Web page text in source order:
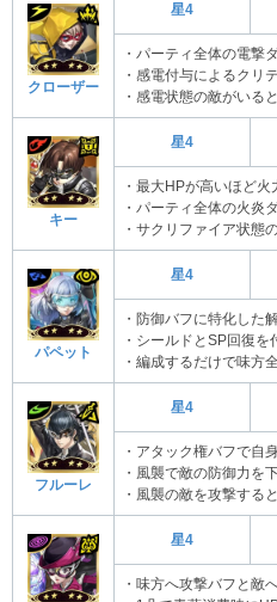
クローザー
星4
・パーティ全体の電撃
・感電付与によるクリ
・感電状態の敵がいる
キー
星4
・最大HPが高いほど
・パーティ全体の火炎
・サクリファイア状態
パペット
星4
・防御バフに特化した
・シールドとSP回復を
・編成するだけで味方
フルーレ
星4
・アタック権バフで自
・風襲で敵の防御力を
・風襲の敵を攻撃する
星4
・味方へ攻撃バフと敵